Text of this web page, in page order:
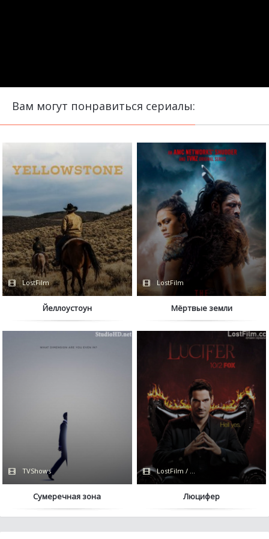
Вам могут понравиться сериалы:
LostFilm
Йеллоустоун
LostFilm
Мёртвые земли
TVShows
Сумеречная зона
LostFilm / FOX
Люцифер